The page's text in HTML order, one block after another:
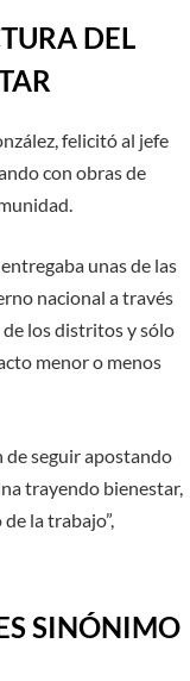
DEL
felicitó al jefe
con obras de
unas de las
nacional a través
los distritos y sólo
menor o menos
de seguir apostando
trayendo bienestar,
la trabajo”,
SINÓNIMO